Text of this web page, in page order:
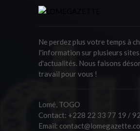
Ne perdez plus votre temps à
l'information sur plusieurs sites
d'actualités. Nous faisons
travail pour vous !
Lomé, TOGO
Contact: +228 22 33 77 19 /
Email: